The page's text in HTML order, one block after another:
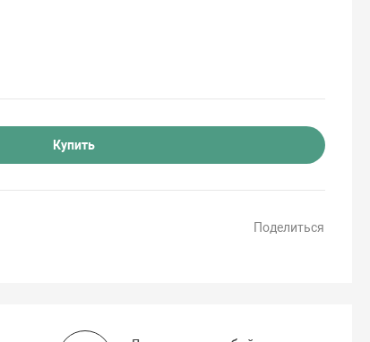
Купить
Поделиться